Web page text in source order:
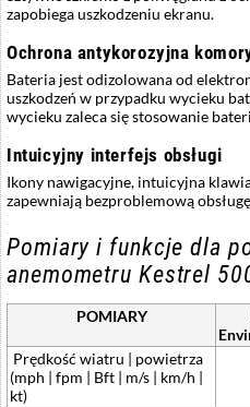
zapobiega uszkodzeniu ekranu.
Ochrona antykorozyjna
Bateria jest odizolowana od
uszkodzeń w przypadku wycieku
wycieku zaleca się stosowanie
Intuicyjny interfejs obsługi
Ikony nawigacyjne, intuicyjna
zapewniają bezproblemową
Pomiary i funkcje dla
anemometru Kestrel
POMIARY
Prędkość wiatru | powietrza
(mph | fpm | Bft | m/s | km/h |
kt)